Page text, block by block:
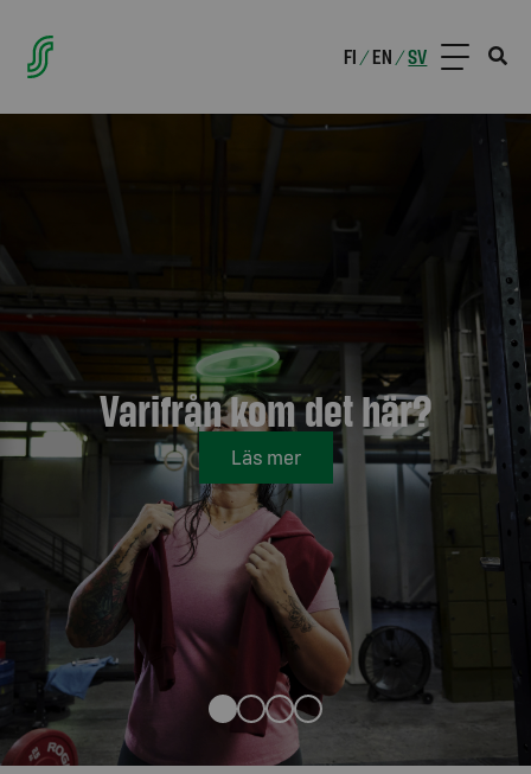
FI /EN /SV
Varifrån kom det här?
Läs mer